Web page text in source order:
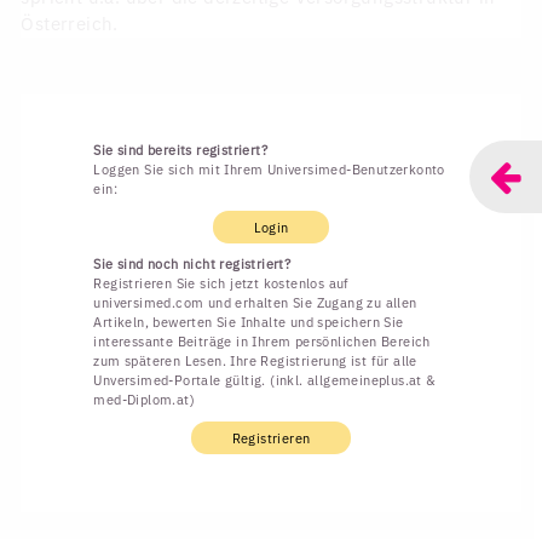
Sie sind bereits registriert?
Loggen Sie sich mit Ihrem Universimed-Benutzerkonto
ein:
Login
Sie sind noch nicht registriert?
Registrieren Sie sich jetzt kostenlos auf
universimed.com und erhalten Sie Zugang zu allen
Artikeln, bewerten Sie Inhalte und speichern Sie
interessante Beiträge in Ihrem persönlichen Bereich
zum späteren Lesen. Ihre Registrierung ist für alle
Unversimed-Portale gültig. (inkl. allgemeineplus.at &
med-Diplom.at)
Registrieren